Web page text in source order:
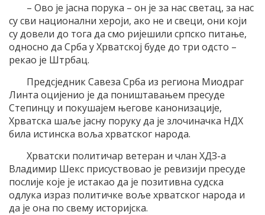
– Ово је јасна порука – он је за нас светац, за нас
су сви национални хероји, ако не и свеци, они који
су довели до тога да смо ријешили српско питање,
односно да Срба у Хрватској буде до три одсто –
рекао је Штрбац.
Предсједник Савеза Срба из региона Миодраг
Линта оцијенио је да поништавањем пресуде
Степинцу и покушајем његове канонизације,
Хрватска шаље јасну поруку да је злочиначка НДХ
била истинска воља хрватског народа.
Хрватски политичар ветеран и члан ХДЗ-а
Владимир Шекс присуствовао је ревизији пресуде
послије које је истакао да је позитивна судска
одлука израз политичке воље хрватског народа и
да је она по свему историјска.